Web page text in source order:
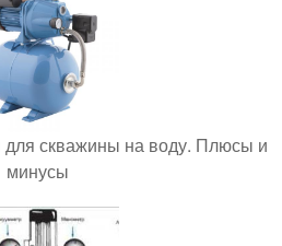
скважины на воду. Плюсы и
минусы